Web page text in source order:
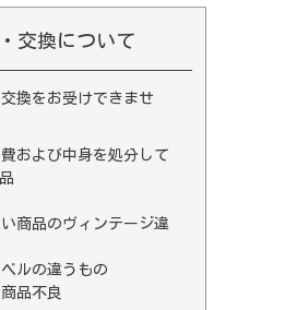
交換について
換をお受けできませ
および中身を処分して
商品のヴィンテージ違
ルの違うもの
品不良